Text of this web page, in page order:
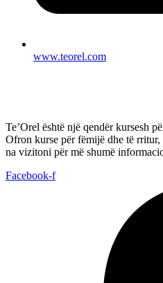
www.teorel.com
Te’Orel është një qendër kursesh
Ofron kurse për fëmijë dhe të
na vizitoni për më shumë
Facebook-f